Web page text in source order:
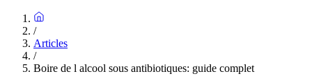
/
Articles
/
Boire de l alcool sous antibiotiques: guide complet